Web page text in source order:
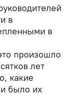
в
в
произошло
лет
какие
было их